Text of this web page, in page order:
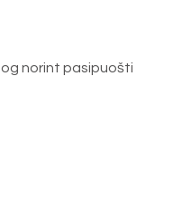
norint pasipuošti